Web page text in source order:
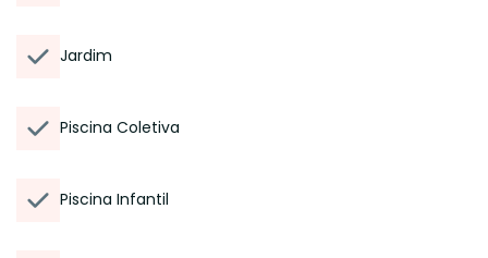
Jardim
Piscina Coletiva
Piscina Infantil